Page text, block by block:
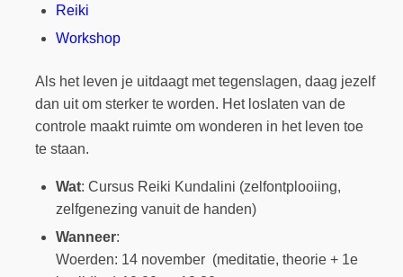
Reiki
Workshop
Als het leven je uitdaagt met tegenslagen, daag jezelf
dan uit om sterker te worden. Het loslaten van de
controle maakt ruimte om wonderen in het leven toe
te staan.
Wat: Cursus Reiki Kundalini (zelfontplooiing,
zelfgenezing vanuit de handen)
Wanneer:
Woerden: 14 november (meditatie, theorie + 1e